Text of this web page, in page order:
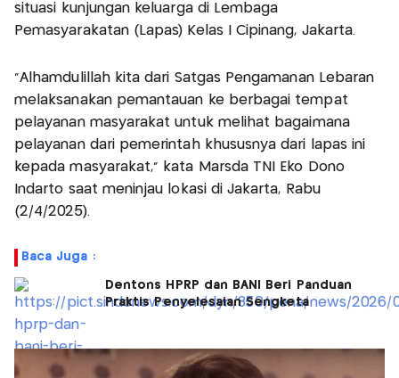
situasi kunjungan keluarga di Lembaga
Pemasyarakatan (Lapas) Kelas I Cipinang, Jakarta.
“Alhamdulillah kita dari Satgas Pengamanan Lebaran
melaksanakan pemantauan ke berbagai tempat
pelayanan masyarakat untuk melihat bagaimana
pelayanan dari pemerintah khususnya dari lapas ini
kepada masyarakat,” kata Marsda TNI Eko Dono
Indarto saat meninjau lokasi di Jakarta, Rabu
(2/4/2025).
Baca Juga :
Dentons HPRP dan BANI Beri Panduan
Praktis Penyelesaian Sengketa